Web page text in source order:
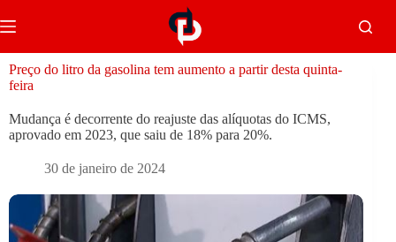
Preço do litro da gasolina tem aumento a partir desta quinta-
feira
Mudança é decorrente do reajuste das alíquotas do ICMS,
aprovado em 2023, que saiu de 18% para 20%.
30 de janeiro de 2024